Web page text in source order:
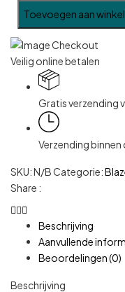
Toevoegen aan
Veilig online betalen
Gratis verzending
Verzending
SKU:N/BCategorie:
Share :
Beschrijving
Aanvullende
Beoordelingen (0)
Beschrijving